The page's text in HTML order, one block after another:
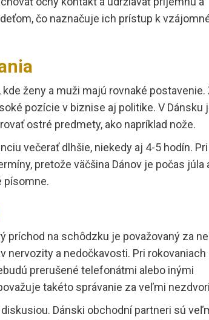
čo naznačuje ich prístup k
ženy a muži majú rovnaké postavenie.
pozície v biznise aj politike. V Dánsku
ostré predmety, ako napríklad nože.
večerať dlhšie, niekedy aj 4-5 hodín. Pri
pretože väčšina Dánov je počas júla
písomne.
na schôdzku je považovaný za
nervozity a nedočkavosti. Pri rokovaniach
prerušené telefonátmi alebo inými
takéto správanie za veľmi
Dánski obchodní partneri sú